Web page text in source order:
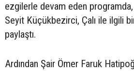
ezgilerle devam eden
Seyit Küçükbezirci, Çalı ile ilgili
paylaştı.
Ardından Şair Ömer Faruk